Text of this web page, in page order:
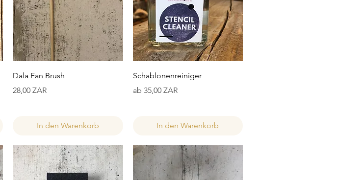
Schnellansicht
Dala Fan Brush
Preis
28,00 ZAR
In den Warenkorb
Schnellansicht
Schablonenreiniger
ab 35,00 ZAR
Sale-Preis
In den Warenkorb